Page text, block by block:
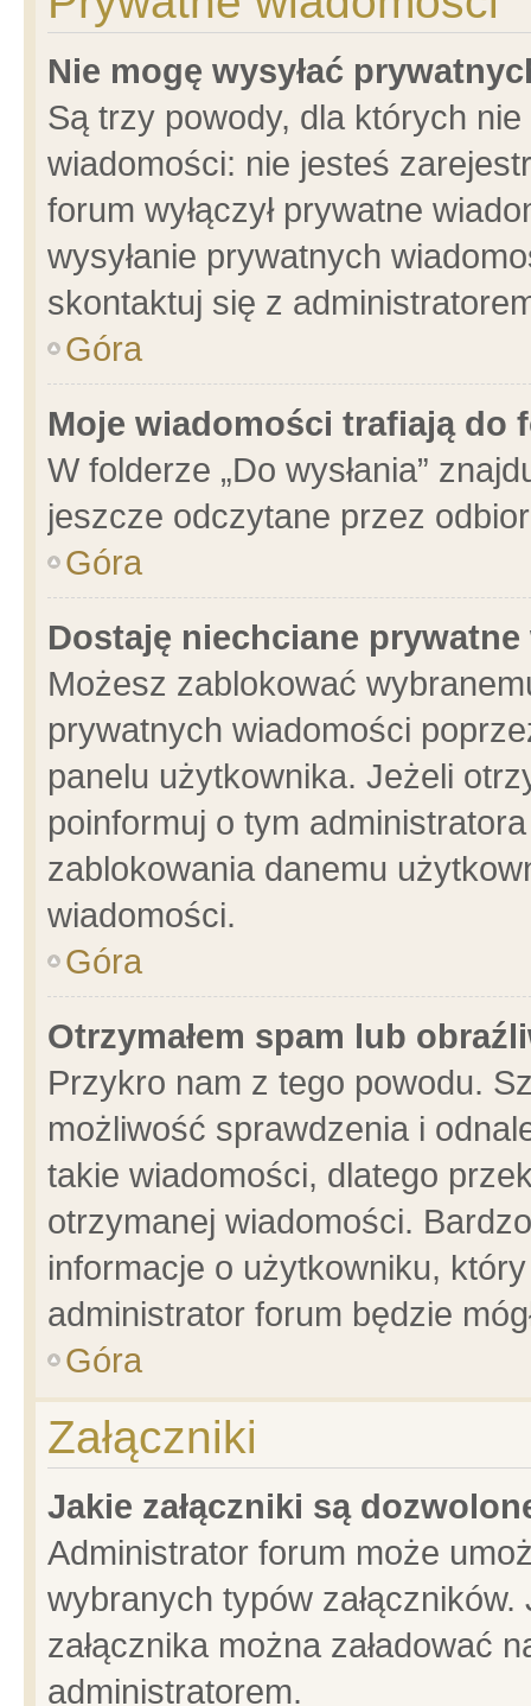
Nie mogę wysyłać
Są trzy powody, dla których
wiadomości: nie jesteś
forum wyłączył prywatne
wysyłanie prywatnych
skontaktuj się z
Góra
Moje wiadomości trafiają do
W folderze „Do wysłania”
jeszcze odczytane przez
Góra
Dostaję niechciane
Możesz zablokować
prywatnych wiadomości
panelu użytkownika. Jeżeli
poinformuj o tym
zablokowania danemu
wiadomości.
Góra
Otrzymałem spam lub
Przykro nam z tego powodu.
możliwość sprawdzenia i
takie wiadomości, dlatego
otrzymanej wiadomości.
informacje o użytkowniku,
administrator forum będzie
Góra
Załączniki
Jakie załączniki są
Administrator forum może
wybranych typów
załącznika można załadować
administratorem.